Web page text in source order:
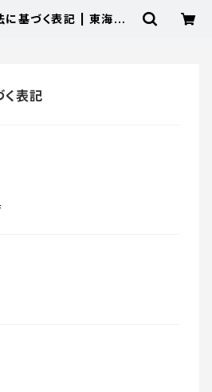
基づく表記 | 東海つり
く表記